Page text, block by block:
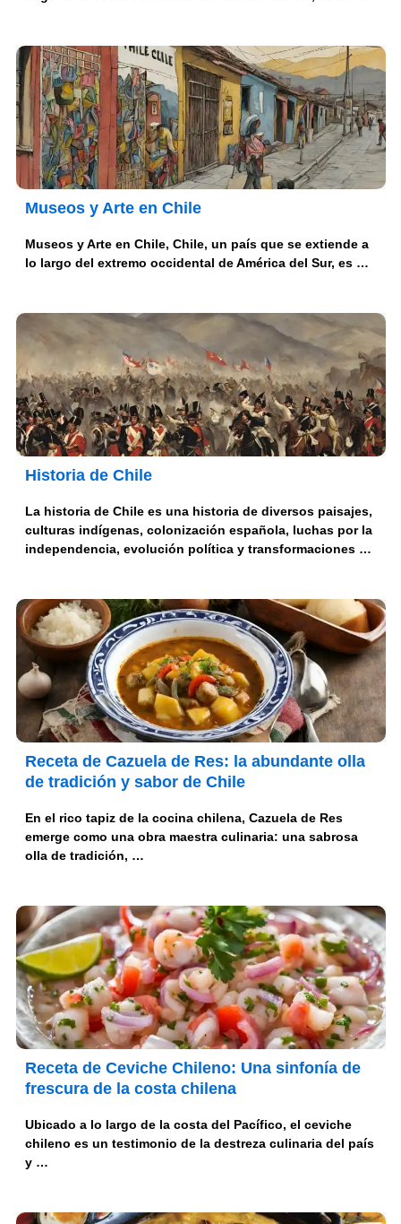
Museos y Arte en Chile
Museos y Arte en Chile, Chile, un país que se extiende a
lo largo del extremo occidental de América del Sur, es …
Historia de Chile
La historia de Chile es una historia de diversos paisajes,
culturas indígenas, colonización española, luchas por la
independencia, evolución política y transformaciones …
Receta de Cazuela de Res: la abundante olla
de tradición y sabor de Chile
En el rico tapiz de la cocina chilena, Cazuela de Res
emerge como una obra maestra culinaria: una sabrosa
olla de tradición, …
Receta de Ceviche Chileno: Una sinfonía de
frescura de la costa chilena
Ubicado a lo largo de la costa del Pacífico, el ceviche
chileno es un testimonio de la destreza culinaria del país
y …